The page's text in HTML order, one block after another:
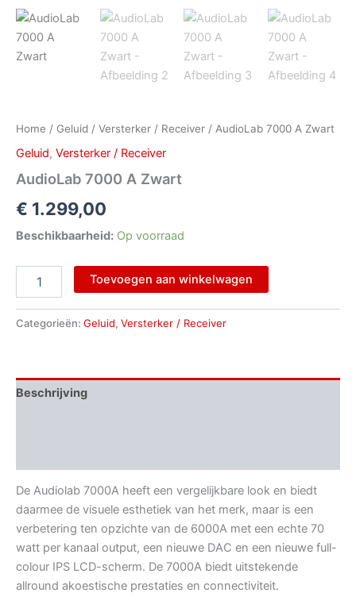
Home / Geluid / Versterker / Receiver / AudioLab 7000 A Zwart
Geluid, Versterker / Receiver
AudioLab 7000 A Zwart
€ 1.299,00
Beschikbaarheid: Op voorraad
Toevoegen aan winkelwagen
Categorieën: Geluid, Versterker / Receiver
Beschrijving
De Audiolab 7000A heeft een vergelijkbare look en biedt
daarmee de visuele esthetiek van het merk, maar is een
verbetering ten opzichte van de 6000A met een echte 70
watt per kanaal output, een nieuwe DAC en een nieuwe full-
colour IPS LCD-scherm. De 7000A biedt uitstekende
allround akoestische prestaties en connectiviteit.